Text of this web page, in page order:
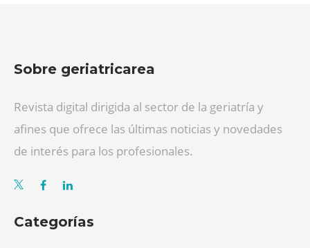
Sobre geriatricarea
Revista digital dirigida al sector de la geriatría y
afines que ofrece las últimas noticias y novedades
de interés para los profesionales.
Categorías